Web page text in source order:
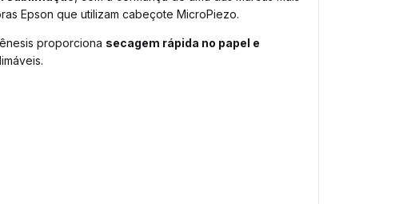
Epson que utilizam cabeçote MicroPiezo.
proporciona secagem rápida no papel e